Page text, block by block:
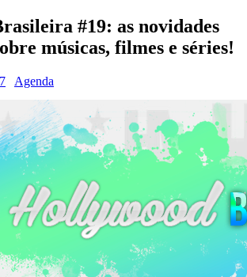
#19: as novidades
músicas, filmes e séries!
Agenda